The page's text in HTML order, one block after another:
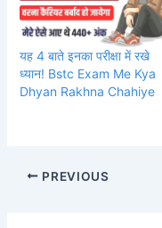
यह 4 बाते इनका परीक्षा में रखे
ध्यान! Bstc Exam Me Kya
Dhyan Rakhna Chahiye
PREVIOUS